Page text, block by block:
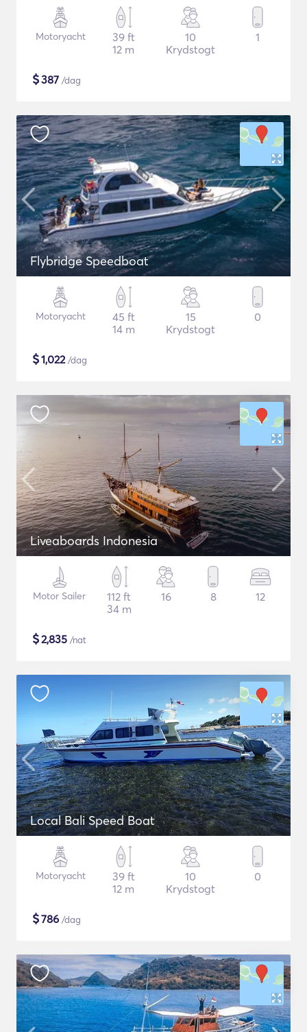
Motoryacht
39 ft
12 m
10
Krydstogt
1
$387 /dag
Flybridge Speedboat
Motoryacht
45 ft
14 m
15
Krydstogt
0
$1,022/dag
Liveaboards Indonesia
Motor Sailer
112 ft
34 m
16 8 12
$2,835 /nat
Local Bali Speed Boat
Motoryacht
39 ft
12 m
10
Krydstogt
0
$786 /dag